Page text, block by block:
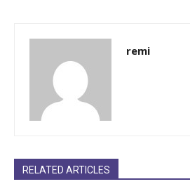
remi
RELATED ARTICLES